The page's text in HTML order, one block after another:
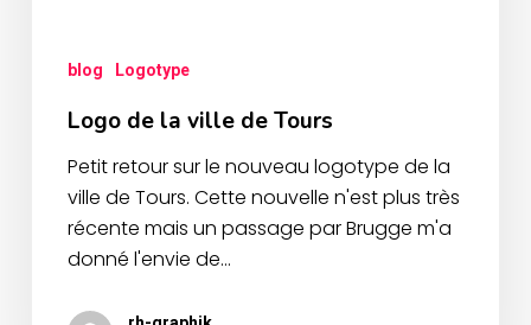
blog Logotype
Logo de la ville de Tours
Petit retour sur le nouveau logotype de la
ville de Tours. Cette nouvelle n'est plus très
récente mais un passage par Brugge m'a
donné l'envie de…